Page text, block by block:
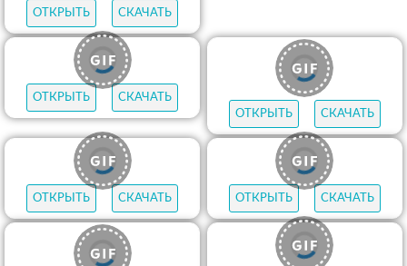
ОТКРЫТЬ СКАЧАТЬ
ОТКРЫТЬ СКАЧАТЬ